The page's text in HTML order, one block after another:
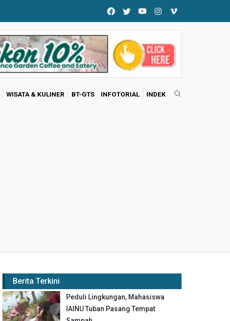
WISATA & KULINER BT-GTS INFOTORIAL INDEK
Berita Terkini
Peduli Lingkungan, Mahasiswa
IAINU Tuban Pasang Tempat